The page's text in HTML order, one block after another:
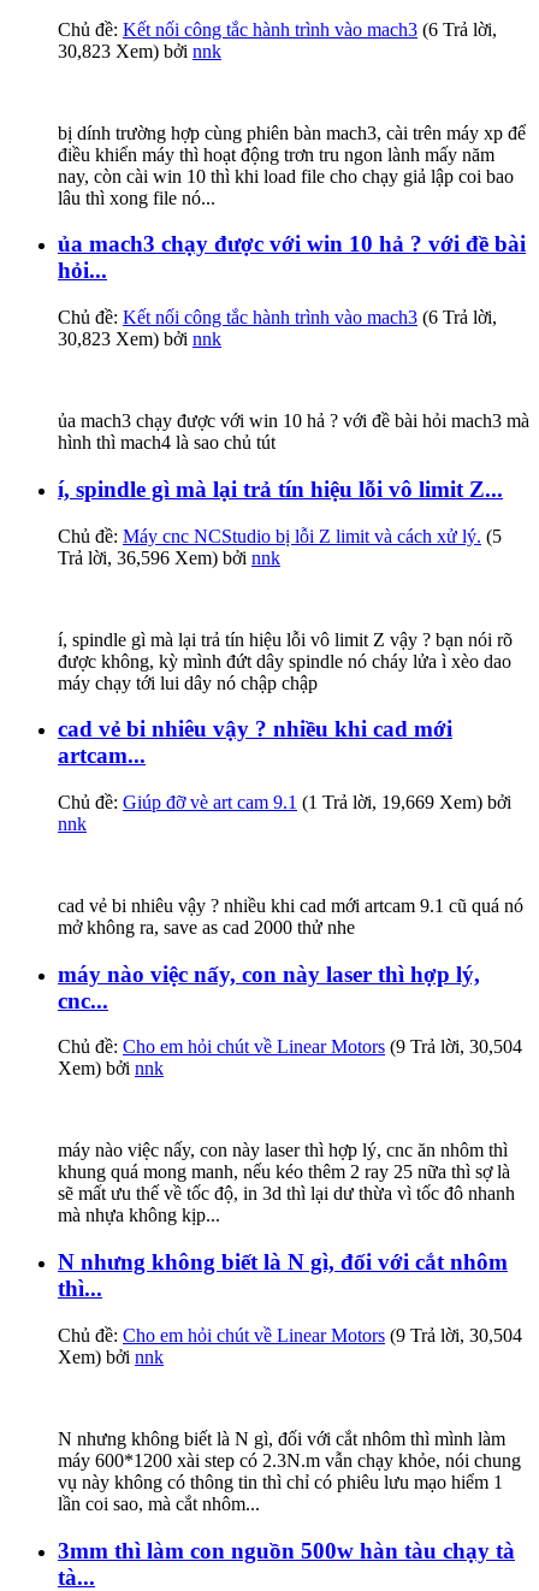
Chủ đề: Kết nối công tắc hành trình vào mach3 (6 Trả lời,
30,823 Xem) bởi nnk
bị dính trường hợp cùng phiên bàn mach3, cài trên máy xp để
điều khiển máy thì hoạt động trơn tru ngon lành mấy năm
nay, còn cài win 10 thì khi load file cho chạy giả lập coi bao
lâu thì xong file nó...
ủa mach3 chạy được với win 10 hả ? với đề bài
hỏi...
Chủ đề: Kết nối công tắc hành trình vào mach3 (6 Trả lời,
30,823 Xem) bởi nnk
ủa mach3 chạy được với win 10 hả ? với đề bài hỏi mach3 mà
hình thì mach4 là sao chủ tút
í, spindle gì mà lại trả tín hiệu lỗi vô limit Z...
Chủ đề: Máy cnc NCStudio bị lỗi Z limit và cách xử lý. (5
Trả lời, 36,596 Xem) bởi nnk
í, spindle gì mà lại trả tín hiệu lỗi vô limit Z vậy ? bạn nói rõ
được không, kỳ mình đứt dây spindle nó cháy lửa ì xèo dao
máy chạy tới lui dây nó chập chập
cad vẻ bi nhiêu vậy ? nhiều khi cad mới
artcam...
Chủ đề: Giúp đỡ vè art cam 9.1 (1 Trả lời, 19,669 Xem) bởi
nnk
cad vẻ bi nhiêu vậy ? nhiều khi cad mới artcam 9.1 cũ quá nó
mở không ra, save as cad 2000 thử nhe
máy nào việc nấy, con này laser thì hợp lý,
cnc...
Chủ đề: Cho em hỏi chút về Linear Motors (9 Trả lời, 30,504
Xem) bởi nnk
máy nào việc nấy, con này laser thì hợp lý, cnc ăn nhôm thì
khung quá mong manh, nếu kéo thêm 2 ray 25 nữa thì sợ là
sẽ mất ưu thế về tốc độ, in 3d thì lại dư thừa vì tốc đô nhanh
mà nhựa không kịp...
N nhưng không biết là N gì, đối với cắt nhôm
thì...
Chủ đề: Cho em hỏi chút về Linear Motors (9 Trả lời, 30,504
Xem) bởi nnk
N nhưng không biết là N gì, đối với cắt nhôm thì mình làm
máy 600*1200 xài step có 2.3N.m vẫn chạy khỏe, nói chung
vụ này không có thông tin thì chỉ có phiêu lưu mạo hiểm 1
lần coi sao, mà cắt nhôm...
3mm thì làm con nguồn 500w hàn tàu chạy tà
tà...